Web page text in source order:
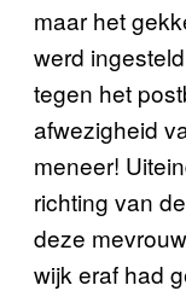
maar het
werd
tegen het
afwezigheid
meneer!
richting van
deze
wijk eraf had